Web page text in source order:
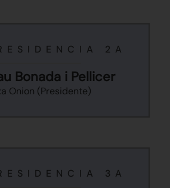
2A
Bonada i Pellicer
Onion (Presidente)
3A